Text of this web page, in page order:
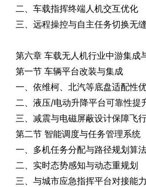
二、车载指挥终端人机交互优化
三、远程操控与自主任务切换无
第六章 车载无人机行业中游集成
第一节 车辆平台改装与集成
一、依维柯、北汽等底盘适配性
二、液压/电动升降平台可靠性提
三、减震与电磁屏蔽设计保障飞
第二节 智能调度与任务管理系统
一、多机任务分配与路径规划算
二、实时态势感知与动态重规划
三、与城市应急指挥平台对接能力